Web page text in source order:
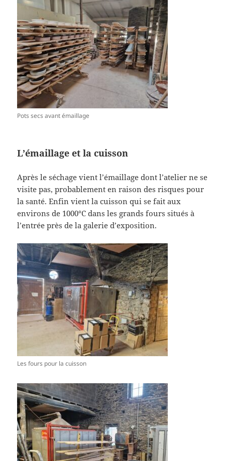
Pots secs avant émaillage
L’émaillage et la cuisson
Après le séchage vient l’émaillage dont l’atelier ne se
visite pas, probablement en raison des risques pour
la santé. Enfin vient la cuisson qui se fait aux
environs de 1000°C dans les grands fours situés à
l’entrée près de la galerie d’exposition.
Les fours pour la cuisson